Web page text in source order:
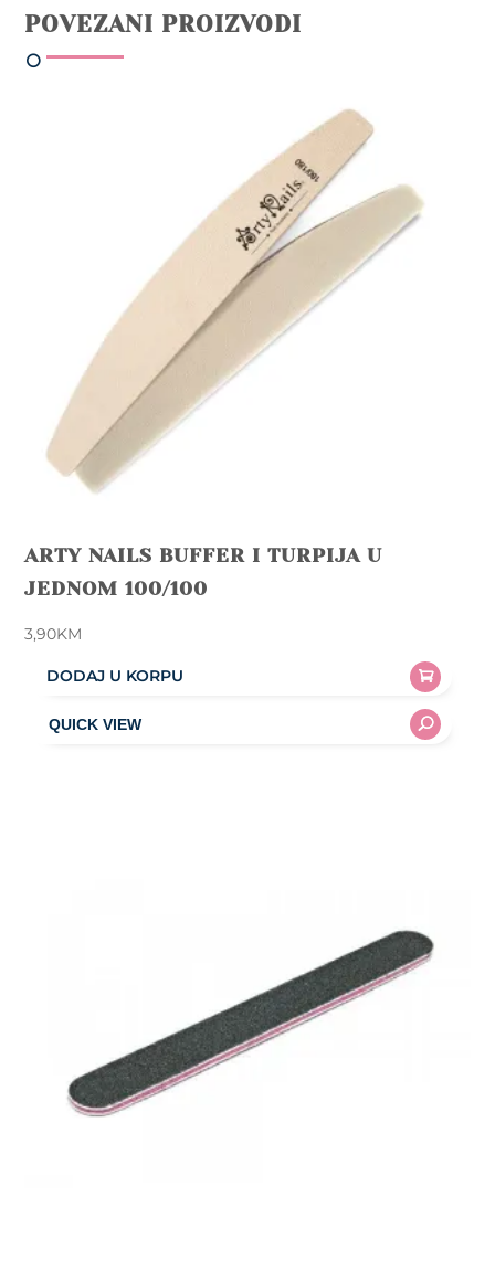
POVEZANI PROIZVODI
ARTY NAILS BUFFER I TURPIJA U
JEDNOM 100/100
3,90KM
DODAJ U KORPU